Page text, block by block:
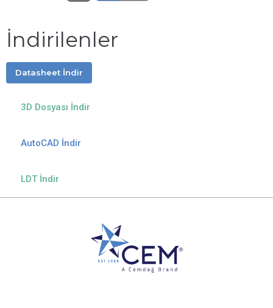
İndirilenler
Datasheet İndir
3D Dosyası İndir
AutoCAD İndir
LDT İndir